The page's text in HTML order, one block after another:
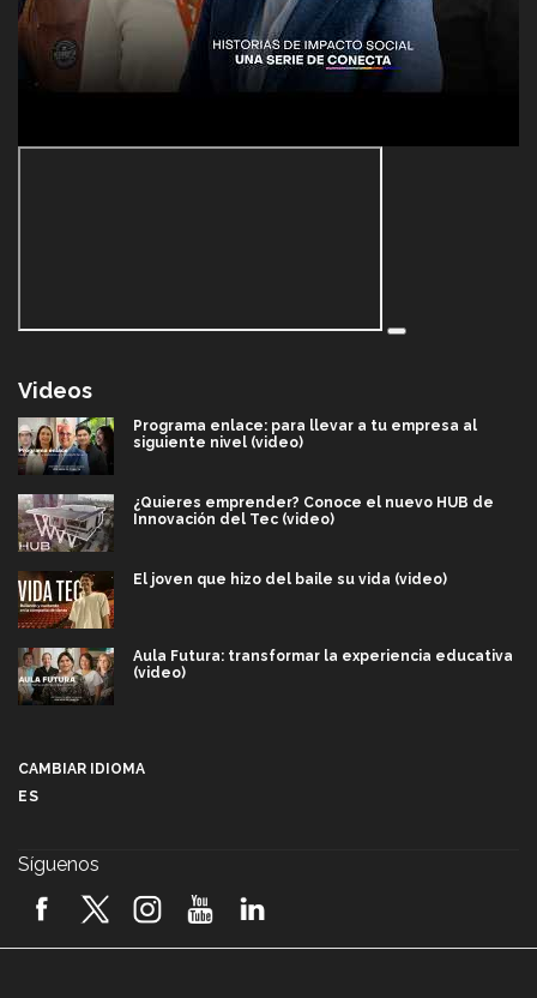
Videos
Programa enlace: para llevar a tu empresa al
siguiente nivel (video)
¿Quieres emprender? Conoce el nuevo HUB de
Innovación del Tec (video)
El joven que hizo del baile su vida (video)
Aula Futura: transformar la experiencia educativa
(video)
2026! (video)
CAMBIAR IDIOMA
ES
Síguenos